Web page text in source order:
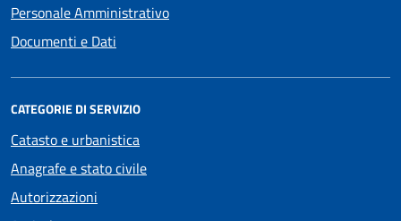
Personale Amministrativo
Documenti e Dati
CATEGORIE DI SERVIZIO
Catasto e urbanistica
Anagrafe e stato civile
Autorizzazioni